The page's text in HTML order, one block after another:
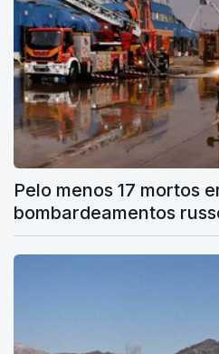
Pelo menos 17 mortos
bombardeamentos